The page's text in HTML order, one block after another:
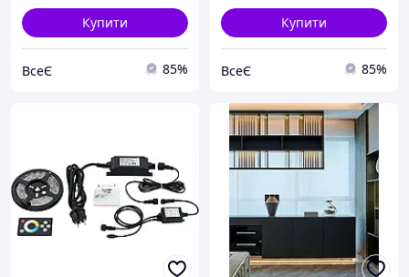
Купити
ВсеЄ 85%
Купити
ВсеЄ 85%